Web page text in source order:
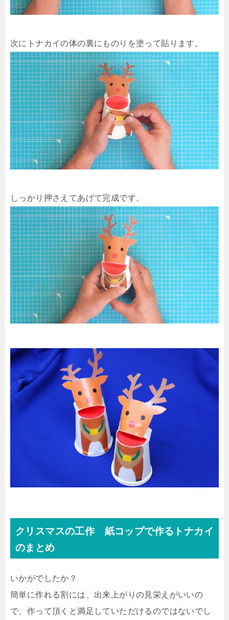
次にトナカイの体の裏にものりを塗って貼ります。
しっかり押さえてあげて完成です。
クリスマスの工作 紙コップで作るトナカイ
のまとめ
いかがでしたか？
簡単に作れる割には、出来上がりの見栄えがいいの
で、作って頂くと満足していただけるのではないでし